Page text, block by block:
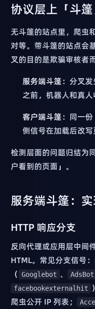
协议层上「斗
无斗篷的站点里，爬虫
对等。带斗篷的站点会
叉的目的是欺骗审核者
服务端斗篷：分叉
之前，机器人和真人
客户端斗篷：同一
侧信号在加载后改写
检测层面的问题归结为
户看到的页面」。
服务端斗篷：
HTTP 响应分支
反向代理或应用层中间
HTML。常见分支信号：
（ Googlebot 、
facebookexternalhit
爬虫公开 IP 列表；